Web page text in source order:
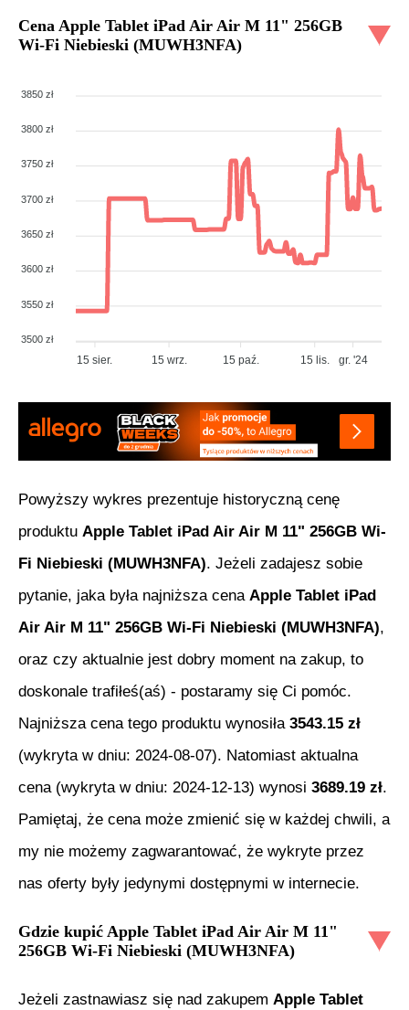
Cena Apple Tablet iPad Air Air M 11" 256GB
Wi-Fi Niebieski (MUWH3NFA)
3850 zł
3800 zł
3750 zł
3700 zł
3650 zł
3600 zł
3550 zł
3500 zł
15 sier. 15 wrz. 15 paź. 15 lis. gr. '24
Powyższy wykres prezentuje historyczną cenę
produktu Apple Tablet iPad Air Air M 11" 256GB Wi-
Fi Niebieski (MUWH3NFA). Jeżeli zadajesz sobie
pytanie, jaka była najniższa cena Apple Tablet iPad
Air Air M 11" 256GB Wi-Fi Niebieski (MUWH3NFA),
oraz czy aktualnie jest dobry moment na zakup, to
doskonale trafiłeś(aś) - postaramy się Ci pomóc.
Najniższa cena tego produktu wynosiła 3543.15 zł
(wykryta w dniu: 2024-08-07). Natomiast aktualna
cena (wykryta w dniu: 2024-12-13) wynosi 3689.19 zł.
Pamiętaj, że cena może zmienić się w każdej chwili, a
my nie możemy zagwarantować, że wykryte przez
nas oferty były jedynymi dostępnymi w internecie.
Gdzie kupić Apple Tablet iPad Air Air M 11"
256GB Wi-Fi Niebieski (MUWH3NFA)
Jeżeli zastnawiasz się nad zakupem Apple Tablet